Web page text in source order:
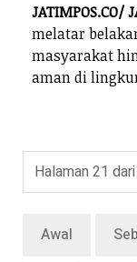
JATIMPOS.CO/
melatar
masyarakat
aman di
Halaman 21
Awal